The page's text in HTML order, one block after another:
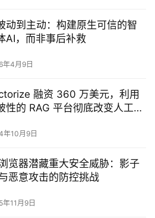
动到主动：构建原生可信的智
AI，而非事后补救
年4月9日
融资 360 万美元，利用
性的 RAG 平台彻底改变人工智
年10月9日
览器潜藏重大安全威胁：影子
恶意攻击的防控挑战
年11月9日